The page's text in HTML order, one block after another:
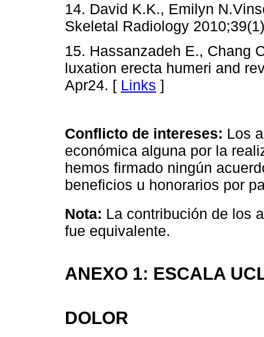
14. David K.K., Emilyn
Skeletal Radiology
15. Hassanzadeh E., Chang
luxation erecta humeri and
Apr24. [ Links ]
Conflicto de intereses: Los
económica alguna por la
hemos firmado ningún
beneficios u honorarios por
Nota: La contribución de los
fue equivalente.
ANEXO 1: ESCALA
DOLOR